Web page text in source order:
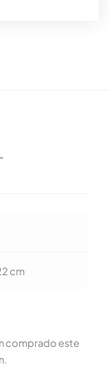
cm
comprado este